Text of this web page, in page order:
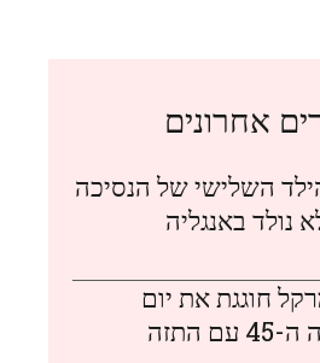
אחרונים
השלישי של הנסיכה
נולד באנגליה
חוגגת את יום
התזה